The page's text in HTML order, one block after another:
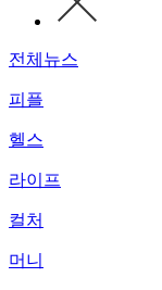
전체뉴스
피플
헬스
라이프
컬처
머니